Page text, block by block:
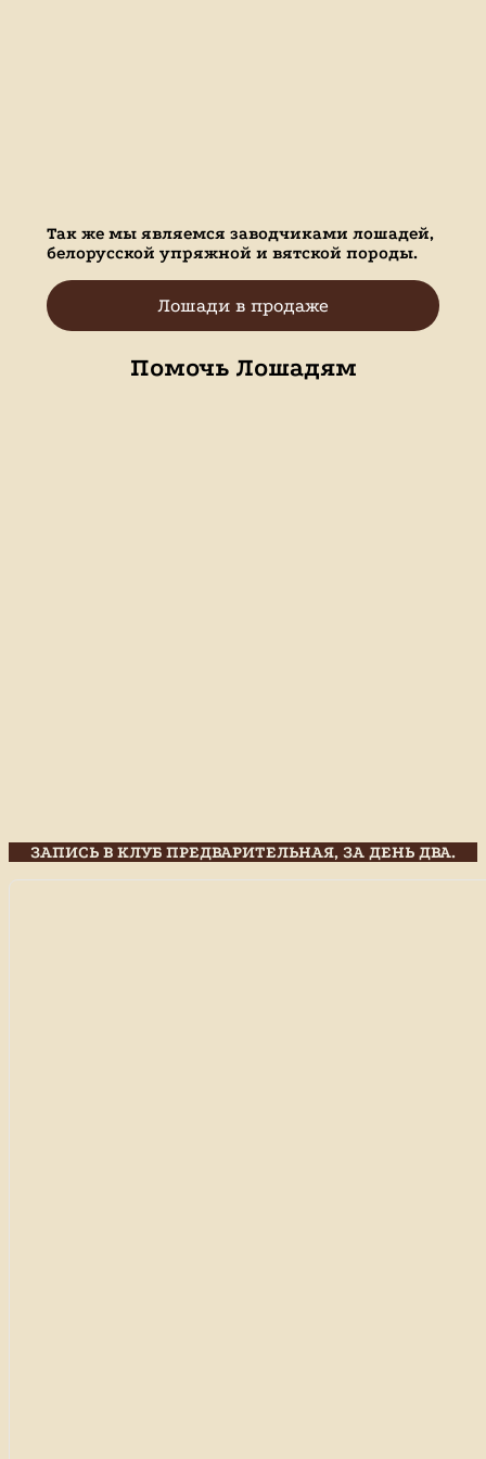
Так же мы являемся заводчиками лошадей,
белорусской упряжной и вятской породы.
Лошади в продаже
Помочь Лошадям
ЗАПИСЬ В КЛУБ ПРЕДВАРИТЕЛЬНАЯ, ЗА ДЕНЬ ДВА.